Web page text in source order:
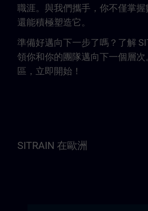
職涯。與我們攜手，你不僅掌
還能積極塑造它。
準備好邁向下一步了嗎？了解
領你和你的團隊邁向下一個層
區，立即開始！
SITRAIN 在歐洲